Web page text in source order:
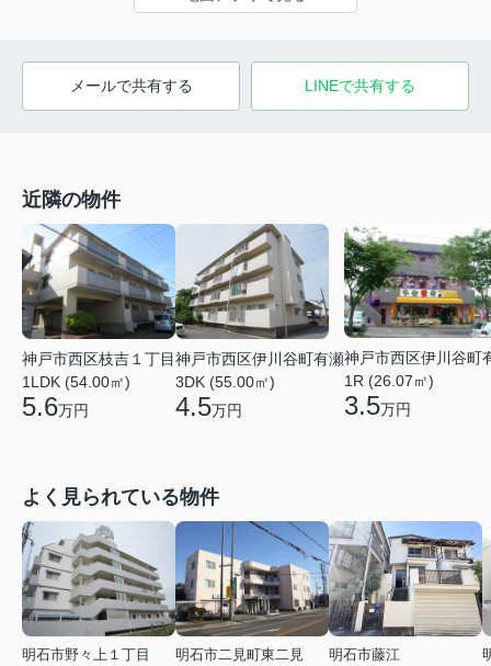
メールで共有する LINEで共有する
近隣の物件
神戸市西区枝吉１丁目
1LDK (54.00㎡)
5.6万円
神戸市西区伊川谷町有瀬
3DK (55.00㎡)
4.5万円
神戸市西区伊川谷町
1R (26.07㎡)
3.5万円
よく見られている物件
明石市野々上１丁目
明石市二見町東二見
明石市藤江